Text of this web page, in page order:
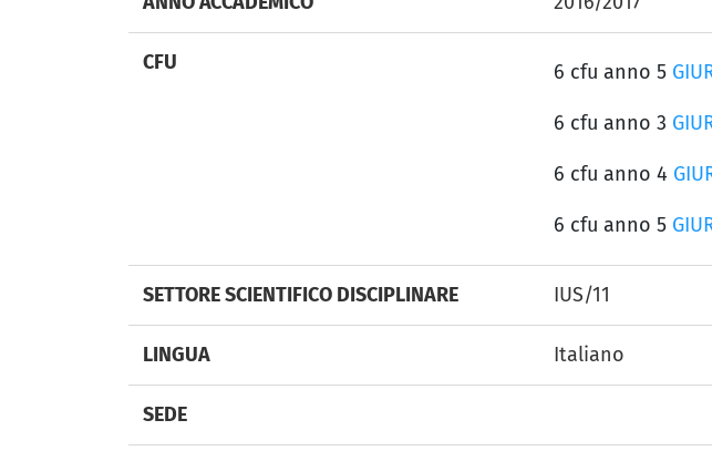
CFU 6 cfu anno 5
6 cfu anno 3
6 cfu anno 4
6 cfu anno 5
SETTORE SCIENTIFICO DISCIPLINARE IUS/11
LINGUA Italiano
SEDE